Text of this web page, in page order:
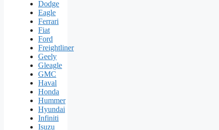
Dodge
Eagle
Ferrari
Fiat
Ford
Freightliner
Geely
Gleagle
GMC
Haval
Honda
Hummer
Hyundai
Infiniti
Isuzu